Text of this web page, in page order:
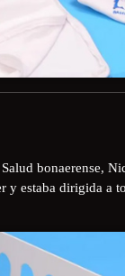
bonaerense,
y estaba dirigida a